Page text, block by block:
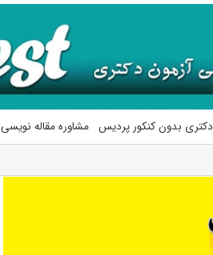
دکتری بدون کنکور پردیس مشاوره مقاله نویسی